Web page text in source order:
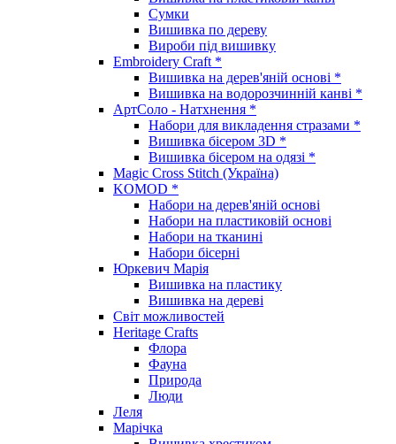
Сумки
Вишивка по дереву
Вироби під вишивку
Embroidery Craft *
Вишивка на дерев'яній основі *
Вишивка на водорозчинній канві *
АртСоло - Натхнення *
Набори для викладення стразами *
Вишивка бісером 3D *
Вишивка бісером на одязі *
Magic Cross Stitch (Україна)
KOMOD *
Набори на дерев'яній основі
Набори на пластиковій основі
Набори на тканині
Набори бісерні
Юркевич Марія
Вишивка на пластику
Вишивка на дереві
Світ можливостей
Heritage Crafts
Флора
Фауна
Природа
Люди
Леля
Марічка